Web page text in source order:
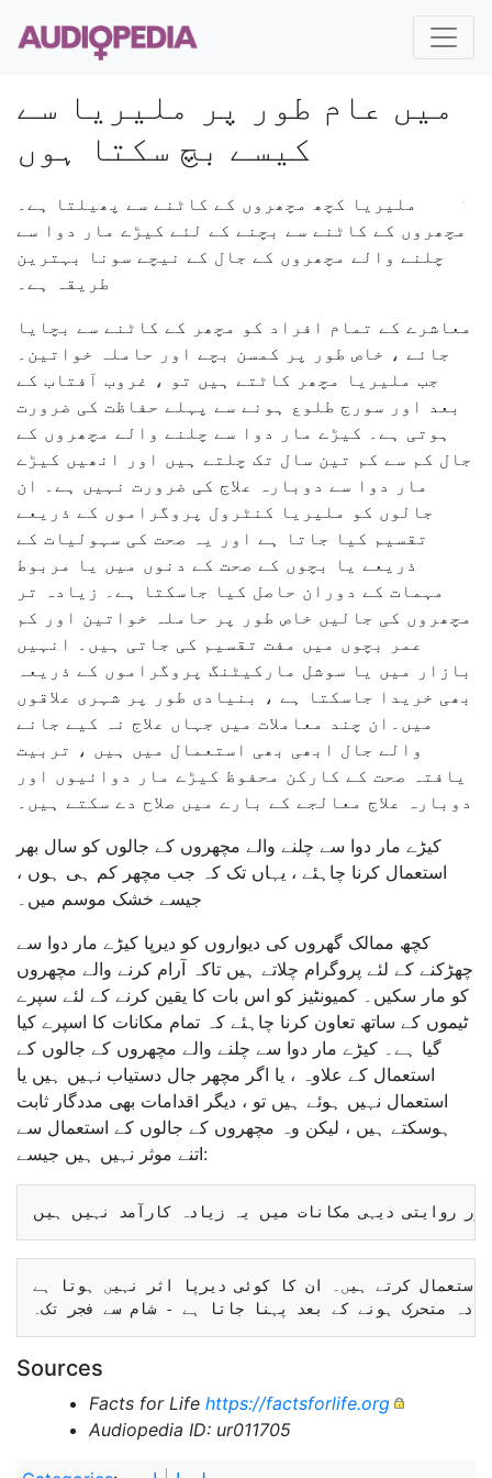
میں عام طور پر ملیریا سے
کیسے بچ سکتا ہوں
ملیریا کچھ مچھروں کے کاٹنے سے پھیلتا ہے۔
مچھروں کے کاٹنے سے بچنے کے لئے کیڑے مار دوا سے
چلنے والے مچھروں کے جال کے نیچے سونا بہترین
طریقہ ہے۔
معاشرے کے تمام افراد کو مچھر کے کاٹنے سے بچایا
جائے ، خاص طور پر کمسن بچے اور حاملہ خواتین۔
جب ملیریا مچھر کاٹتے ہیں تو ، غروب آفتاب کے
بعد اور سورج طلوع ہونے سے پہلے حفاظت کی ضرورت
ہوتی ہے۔ کیڑے مار دوا سے چلنے والے مچھروں کے
جال کم سے کم تین سال تک چلتے ہیں اور انھیں کیڑے
مار دوا سے دوبارہ علاج کی ضرورت نہیں ہے۔ ان
جالوں کو ملیریا کنٹرول پروگراموں کے ذریعے
تقسیم کیا جاتا ہے اور یہ صحت کی سہولیات کے
ذریعے یا بچوں کے صحت کے دنوں میں یا مربوط
مہمات کے دوران حاصل کیا جاسکتا ہے۔ زیادہ تر
مچھروں کی جالیں خاص طور پر حاملہ خواتین اور کم
عمر بچوں میں مفت تقسیم کی جاتی ہیں۔ انہیں
بازار میں یا سوشل مارکیٹنگ پروگراموں کے ذریعہ
بھی خریدا جاسکتا ہے ، بنیادی طور پر شہری علاقوں
میں۔ان چند معاملات میں جہاں علاج نہ کیے جانے
والے جال ابھی بھی استعمال میں ہیں ، تربیت
یافتہ صحت کے کارکن محفوظ کیڑے مار دوائیوں اور
دوبارہ علاج معالجے کے بارے میں صلاح دے سکتے ہیں۔
کیڑے مار دوا سے چلنے والے مچھروں کے جالوں کو سال بھر
استعمال کرنا چاہئے ، یہاں تک کہ جب مچھر کم ہی ہوں ،
جیسے خشک موسم میں۔
کچھ ممالک گھروں کی دیواروں کو دیرپا کیڑے مار دوا سے
چھڑکنے کے لئے پروگرام چلاتے ہیں تاکہ آرام کرنے والے مچھروں
کو مار سکیں۔ کمیونٹیز کو اس بات کا یقین کرنے کے لئے سپرے
ٹیموں کے ساتھ تعاون کرنا چاہئے کہ تمام مکانات کا اسپرے کیا
گیا ہے۔ کیڑے مار دوا سے چلنے والے مچھروں کے جالوں کے
استعمال کے علاوہ ، یا اگر مچھر جال دستیاب نہیں ہیں یا
استعمال نہیں ہوئے ہیں تو ، دیگر اقدامات بھی مددگار ثابت
ہوسکتے ہیں ، لیکن وہ مچھروں کے جالوں کے استعمال سے
اتنے موثر نہیں ہیں جیسے:
کرتے ہیں۔ ان کا کوئی دیرپا اثر نہیں ہوتا ہے
Sources
Facts for Life https://factsforlife.org
Audiopedia ID: ur011705